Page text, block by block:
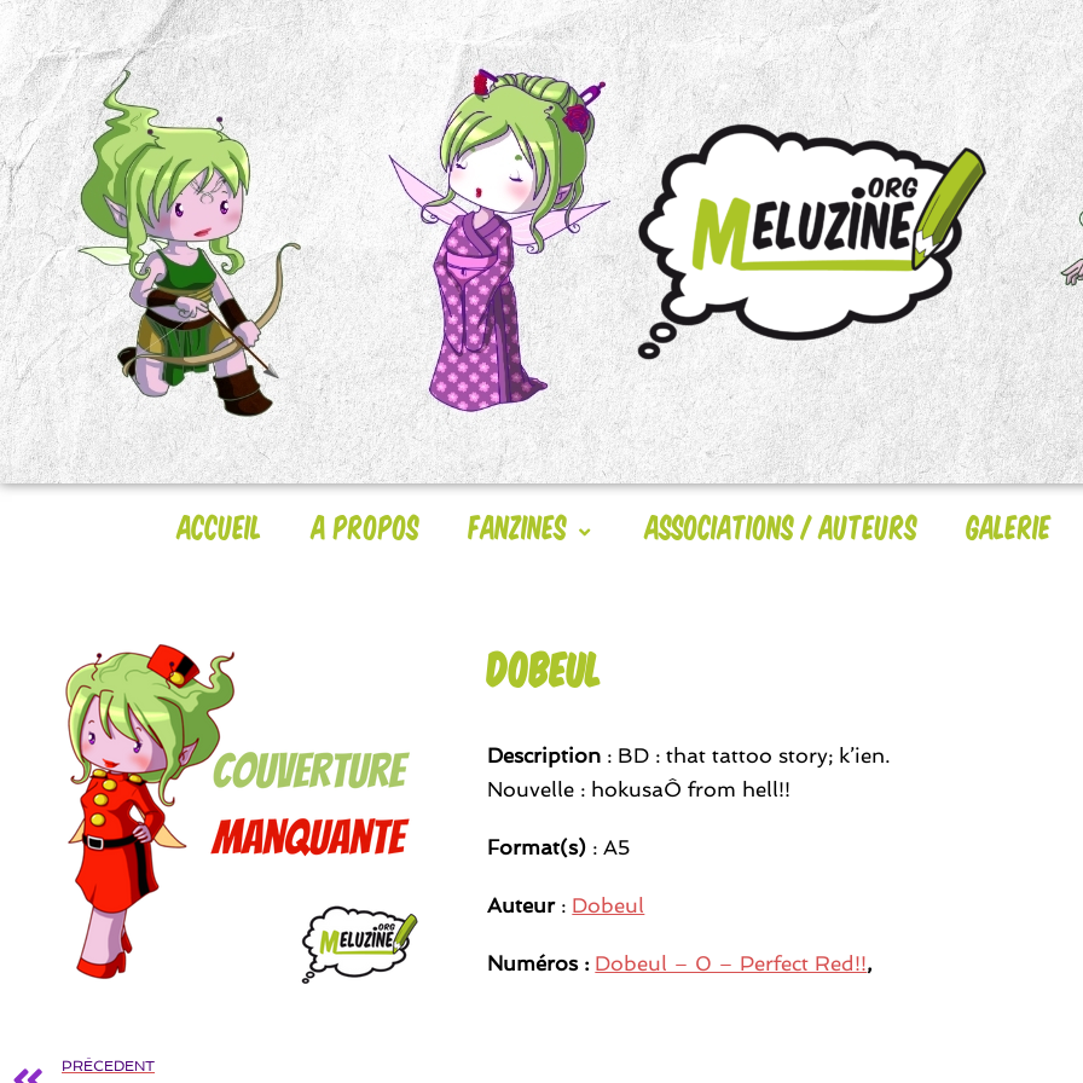
Accueil A Propos Fanzines Associations / Auteurs Galerie
Dobeul
Description : BD : that tattoo story; k’ien.
Nouvelle : hokusaÔ from hell!!
Format(s) : A5
Auteur: Dobeul
Numéros : Dobeul – 0 – Perfect Red!!,
PRÉCEDENT